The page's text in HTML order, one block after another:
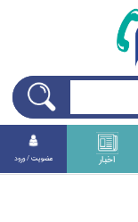
اخبار عضويت / ورود